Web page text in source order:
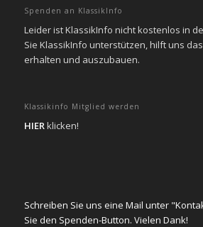
Spenden an KlassikInfo
Leider ist KlassikInfo nicht kostenlos in
Sie KlassikInfo unterstützen, hilft uns
erhalten und auszubauen.
Klassikinfo Mitglied werden
HIERklicken!
Schreiben Sie uns eine Mail unter
Sie den Spenden-Button. Vielen Dank!